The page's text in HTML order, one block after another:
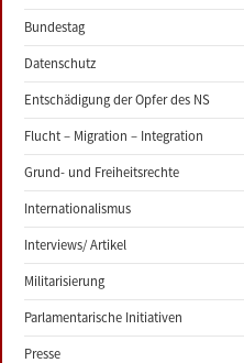
Bundestag
Datenschutz
Entschädigung der Opfer des NS
Flucht – Migration – Integration
Grund- und Freiheitsrechte
Internationalismus
Interviews/ Artikel
Militarisierung
Parlamentarische Initiativen
Presse